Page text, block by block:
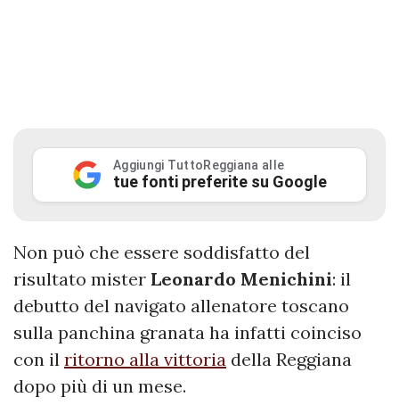
Aggiungi TuttoReggiana alle
tue fonti preferite su Google
Non può che essere soddisfatto del
risultato mister Leonardo Menichini: il
debutto del navigato allenatore toscano
sulla panchina granata ha infatti coinciso
con il ritorno alla vittoria della Reggiana
dopo più di un mese.